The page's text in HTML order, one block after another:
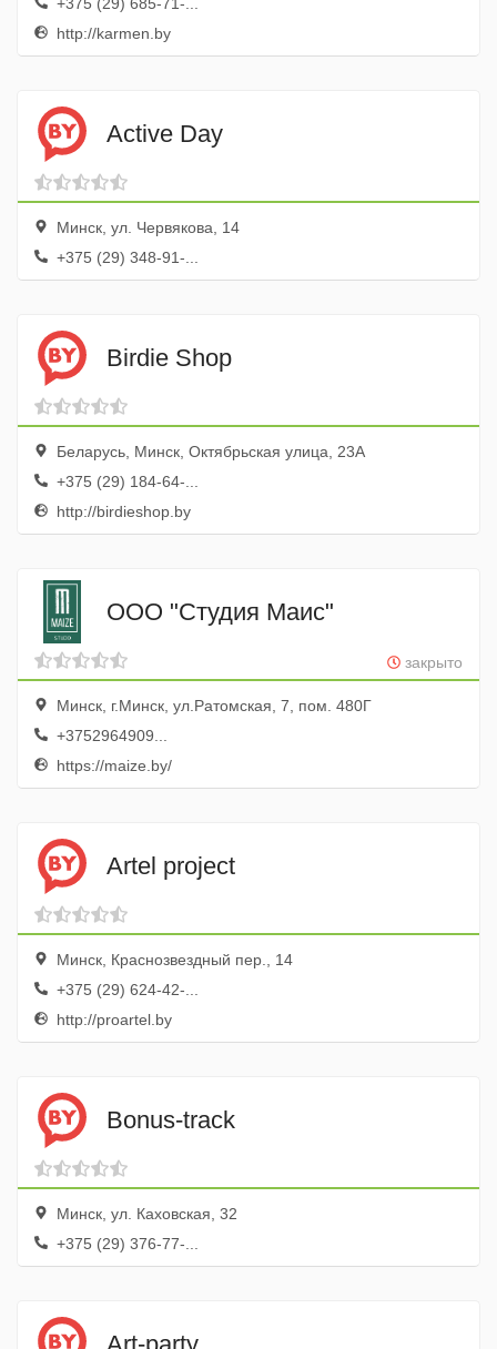
http://karmen.by
Active Day
Минск, ул. Червякова, 14
+375 (29) 348-91-...
Birdie Shop
Беларусь, Минск, Октябрьская улица, 23А
+375 (29) 184-64-...
http://birdieshop.by
ООО "Студия Маис"
закрыто
Минск, г.Минск, ул.Ратомская, 7, пом. 480Г
+3752964909...
https://maize.by/
Artel project
Минск, Краснозвездный пер., 14
+375 (29) 624-42-...
http://proartel.by
Bonus-track
Минск, ул. Каховская, 32
+375 (29) 376-77-...
Art-party